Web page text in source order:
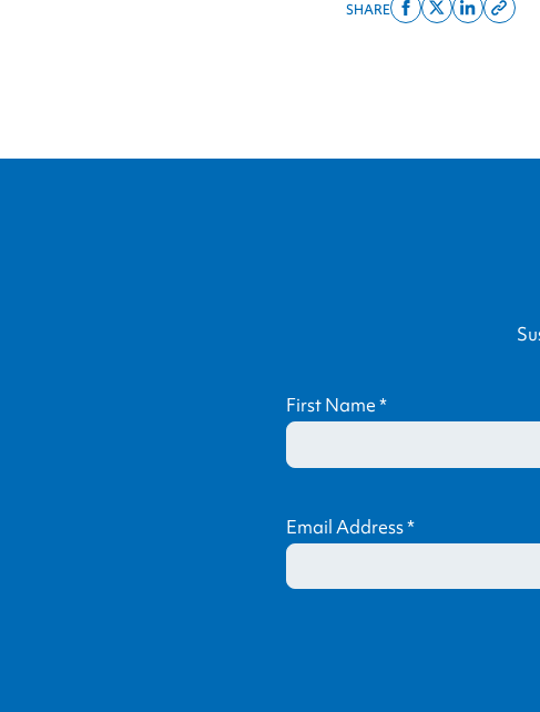
SHARE
ShareShareShareCopy
First Name*
Email Address*